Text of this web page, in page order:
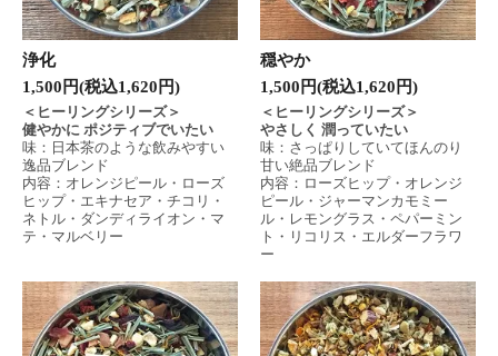
浄化
1,500円(税込1,620円)
＜ヒーリングシリーズ＞
健やかに ポジティブでいたい
味：日本茶のような飲みやすい
逸品ブレンド
内容：オレンジピール・ローズ
ヒップ・エキナセア・チコリ・
ネトル・ダンディライオン・マ
テ・マルベリー
穏やか
1,500円(税込1,620円)
＜ヒーリングシリーズ＞
やさしく 潤っていたい
味：さっぱりしていてほんのり
甘い絶品ブレンド
内容：ローズヒップ・オレンジ
ピール・ジャーマンカモミー
ル・レモングラス・ペパーミン
ト・リコリス・エルダーフラワ
ー